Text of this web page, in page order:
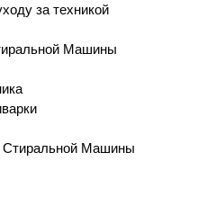
за техникой
Машины
Стиральной Машины